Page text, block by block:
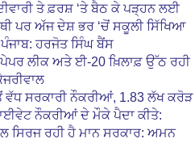
ਤੇ ਫ਼ਰਸ਼ ‘ਤੇ ਬੈਠ ਕੇ ਪੜ੍ਹਨ ਲਈ
ਪਰ ਅੱਜ ਦੇਸ਼ ਭਰ ‘ਚੋਂ ਸਕੂਲੀ ਸਿੱਖਿਆ
ਹਰਜੋਤ ਸਿੰਘ ਬੈਂਸ
ਲੀਕ ਅਤੇ ਈ-20 ਖ਼ਿਲਾਫ਼ ਉੱਠ ਰਹੀ
ਵੱਧ ਸਰਕਾਰੀ ਨੌਕਰੀਆਂ, 1.83 ਲੱਖ ਕਰੋੜ
ਨੌਕਰੀਆਂ ਦੇ ਮੌਕੇ ਪੈਦਾ ਕੀਤੇ:
ਸਿਰਜ ਰਹੀ ਹੈ ਮਾਨ ਸਰਕਾਰ: ਅਮਨ